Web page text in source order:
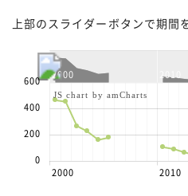
上部のスライダーボタンで期間
2000 2010
2000 2010
0
200
400
600
JS chart by amCharts